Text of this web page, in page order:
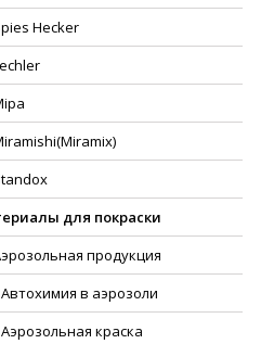
Hecker
для покраски
продукция
Автохимия в аэрозоли
Аэрозольная краска